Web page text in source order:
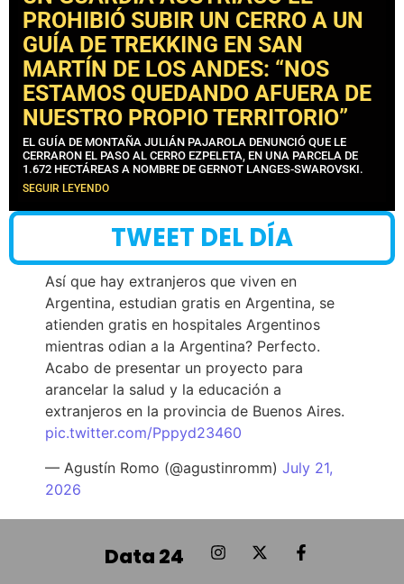
PROHIBIÓ SUBIR UN CERRO A UN
GUÍA DE TREKKING EN SAN
MARTÍN DE LOS ANDES: “NOS
ESTAMOS QUEDANDO AFUERA DE
NUESTRO PROPIO TERRITORIO”
EL GUÍA DE MONTAÑA JULIÁN PAJAROLA DENUNCIÓ QUE LE
CERRARON EL PASO AL CERRO EZPELETA, EN UNA PARCELA DE
1.672 HECTÁREAS A NOMBRE DE GERNOT LANGES-SWAROVSKI.
SEGUIR LEYENDO
TWEET DEL DÍA
Así que hay extranjeros que viven en
Argentina, estudian gratis en Argentina, se
atienden gratis en hospitales Argentinos
mientras odian a la Argentina? Perfecto.
Acabo de presentar un proyecto para
arancelar la salud y la educación a
extranjeros en la provincia de Buenos Aires.
pic.twitter.com/Pppyd23460
— Agustín Romo (@agustinromm) July 21,
2026
Data 24